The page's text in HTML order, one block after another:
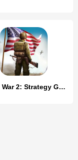
World War 2: Strategy Games